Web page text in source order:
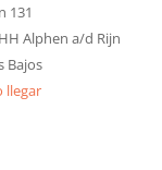
131
Alphen a/d Rijn
Bajos
llegar